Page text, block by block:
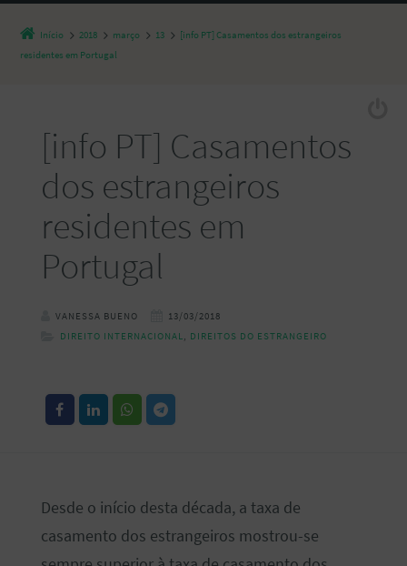
Início 2018 março 13
[info PT] Casamentos dos estrangeiros
residentes em Portugal
[info PT] Casamentos
dos estrangeiros
residentes em
Portugal
VANESSA BUENO
13/03/2018
DIREITO INTERNACIONAL, DIREITOS DO ESTRANGEIRO
Desde o início desta década, a taxa de
casamento dos estrangeiros mostrou-se